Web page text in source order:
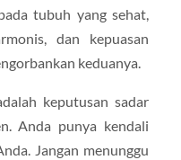
tubuh yang sehat,
dan kepuasan
keduanya.
keputusan sadar
Anda punya kendali
Jangan menunggu